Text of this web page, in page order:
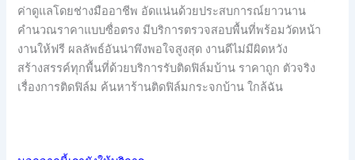
ค่าดูแลโดยช่างมืออาชีพ อัดแน่นด้วยประสบการณ์ยาวนาน
คำนวณราคาแบบซื่อตรง มีบริการตรวจสอบพื้นที่พร้อมวัดหน้า
งานให้ฟรี ผลลัพธ์อันน่าพึงพอใจสูงสุด งานดีไม่มีผิดหวัง
สร้างสรรค์ทุกพื้นที่ด้วยบริการรับติดฟิล์มบ้าน ราคาถูก ตัวจริง
เรื่องการติดฟิล์ม ค้นหาร้านติดฟิล์มกระจกบ้าน ใกล้ฉัน